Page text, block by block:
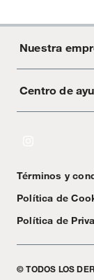
Nuestra
Acerca de
Centro de
Textos Legales
Términos y
Política de
Política de
© TODOS LOS